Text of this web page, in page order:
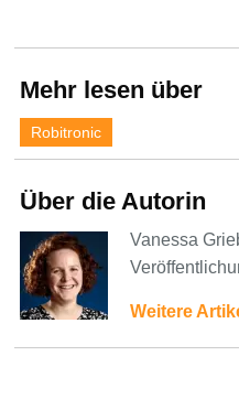
Mehr lesen über
Robitronic
Über die Autorin
Vanessa
Weitere